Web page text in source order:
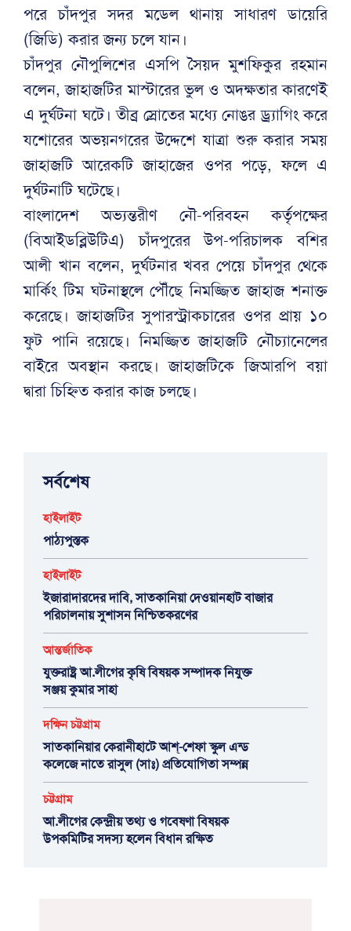
পরে চাঁদপুর সদর মডেল থানায় সাধারণ ডায়েরি
(জিডি) করার জন্য চলে যান।
চাঁদপুর নৌপুলিশের এসপি সৈয়দ মুশফিকুর রহমান
বলেন, জাহাজটির মাস্টারের ভুল ও অদক্ষতার কারণেই
এ দুর্ঘটনা ঘটে। তীব্র স্রোতের মধ্যে নোঙর ড্র্যাগিং করে
যশোরের অভয়নগরের উদ্দেশে যাত্রা শুরু করার সময়
জাহাজটি আরেকটি জাহাজের ওপর পড়ে, ফলে এ
দুর্ঘটনাটি ঘটেছে।
বাংলাদেশ অভ্যন্তরীণ নৌ-পরিবহন কর্তৃপক্ষের
(বিআইডব্লিউটিএ) চাঁদপুরের উপ-পরিচালক বশির
আলী খান বলেন, দুর্ঘটনার খবর পেয়ে চাঁদপুর থেকে
মার্কিং টিম ঘটনাস্থলে পৌঁছে নিমজ্জিত জাহাজ শনাক্ত
করেছে। জাহাজটির সুপারস্ট্রাকচারের ওপর প্রায় ১০
ফুট পানি রয়েছে। নিমজ্জিত জাহাজটি নৌচ্যানেলের
বাইরে অবস্থান করছে। জাহাজটিকে জিআরপি বয়া
দ্বারা চিহ্নিত করার কাজ চলছে।
সর্বশেষ
হাইলাইট
পাঠ্যপুস্তক
হাইলাইট
ইজারাদারদের দাবি, সাতকানিয়া দেওয়ানহাট বাজার
পরিচালনায় সুশাসন নিশ্চিতকরণের
আন্তর্জাতিক
যুক্তরাষ্ট্র আ.লীগের কৃষি বিষয়ক সম্পাদক নিযুক্ত
সঞ্জয় কুমার সাহা
দক্ষিন চট্টগ্রাম
সাতকানিয়ার কেরানীহাটে আশ্-শেফা স্কুল এন্ড
কলেজে নাতে রাসুল (সাঃ) প্রতিযোগিতা সম্পন্ন
চট্টগ্রাম
আ.লীগের কেন্দ্রীয় তথ্য ও গবেষণা বিষয়ক
উপকমিটির সদস্য হলেন বিধান রক্ষিত